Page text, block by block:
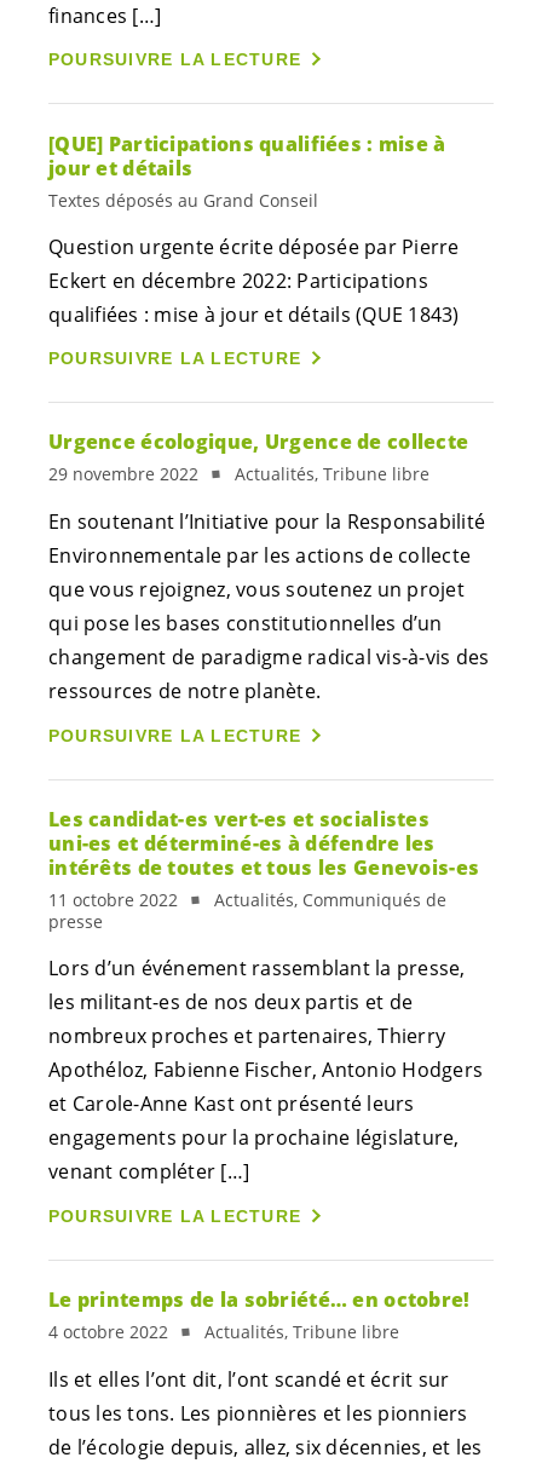
finances […]
POURSUIVRE LA LECTURE
[QUE] Participations qualifiées : mise à
jour et détails
Textes déposés au Grand Conseil
Question urgente écrite déposée par Pierre
Eckert en décembre 2022: Participations
qualifiées : mise à jour et détails (QUE 1843)
POURSUIVRE LA LECTURE
Urgence écologique, Urgence de collecte
29 novembre 2022 Actualités, Tribune libre
En soutenant l’Initiative pour la Responsabilité
Environnementale par les actions de collecte
que vous rejoignez, vous soutenez un projet
qui pose les bases constitutionnelles d’un
changement de paradigme radical vis-à-vis des
ressources de notre planète.
POURSUIVRE LA LECTURE
Lescandidat-es vert-es et socialistes
uni-es et déterminé-es à défendre les
intérêts de toutes et tous les Genevois-es
11 octobre 2022
Actualités, Communiqués de
presse
Lors d’un événement rassemblant la presse,
les militant-es de nos deux partis et de
nombreux proches et partenaires, Thierry
Apothéloz, Fabienne Fischer, Antonio Hodgers
et Carole-Anne Kast ont présenté leurs
engagements pour la prochaine législature,
venant compléter […]
POURSUIVRE LA LECTURE
Le printemps de la sobriété… en octobre!
4 octobre 2022 Actualités, Tribune libre
Ils et elles l’ont dit, l’ont scandé et écrit sur
tous les tons. Les pionnières et les pionniers
de l’écologie depuis, allez, six décennies, et les